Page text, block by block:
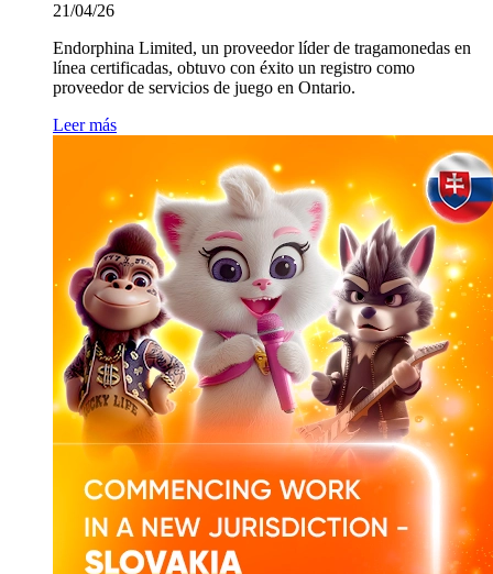
21/04/26
Endorphina Limited, un proveedor líder de tragamonedas en
línea certificadas, obtuvo con éxito un registro como
proveedor de servicios de juego en Ontario.
Leer más